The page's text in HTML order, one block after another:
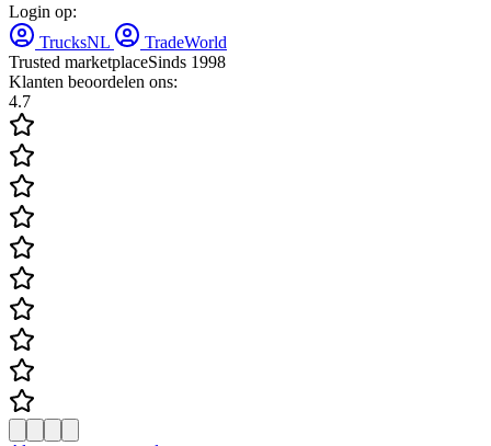
Login op:
TrucksNL
TradeWorld
Trusted marketplaceSinds 1998
Klanten beoordelen ons:
4.7